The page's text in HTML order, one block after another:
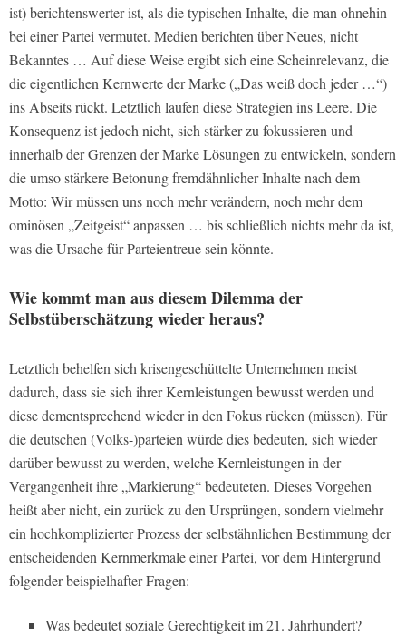
ist) berichtenswerter ist, als die typischen Inhalte, die man ohnehin
bei einer Partei vermutet. Medien berichten über Neues, nicht
Bekanntes … Auf diese Weise ergibt sich eine Scheinrelevanz, die
die eigentlichen Kernwerte der Marke („Das weiß doch jeder …“)
ins Abseits rückt. Letztlich laufen diese Strategien ins Leere. Die
Konsequenz ist jedoch nicht, sich stärker zu fokussieren und
innerhalb der Grenzen der Marke Lösungen zu entwickeln, sondern
die umso stärkere Betonung fremdähnlicher Inhalte nach dem
Motto: Wir müssen uns noch mehr verändern, noch mehr dem
ominösen „Zeitgeist“ anpassen … bis schließlich nichts mehr da ist,
was die Ursache für Parteientreue sein könnte.
Wie kommt man aus diesem Dilemma der
Selbstüberschätzung wieder heraus?
Letztlich behelfen sich krisengeschüttelte Unternehmen meist
dadurch, dass sie sich ihrer Kernleistungen bewusst werden und
diese dementsprechend wieder in den Fokus rücken (müssen). Für
die deutschen (Volks-)parteien würde dies bedeuten, sich wieder
darüber bewusst zu werden, welche Kernleistungen in der
Vergangenheit ihre „Markierung“ bedeuteten. Dieses Vorgehen
heißt aber nicht, ein zurück zu den Ursprüngen, sondern vielmehr
ein hochkomplizierter Prozess der selbstähnlichen Bestimmung der
entscheidenden Kernmerkmale einer Partei, vor dem Hintergrund
folgender beispielhafter Fragen:
Was bedeutet soziale Gerechtigkeit im 21. Jahrhundert?